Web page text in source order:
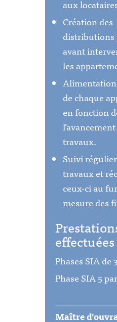
aux
Création des
distributions
avant
les
de chaque
en fonction
travaux.
Suivi
travaux et
ceux-ci au
mesure des
effectuées
Phases SIA de
Phase SIA 5
Maître